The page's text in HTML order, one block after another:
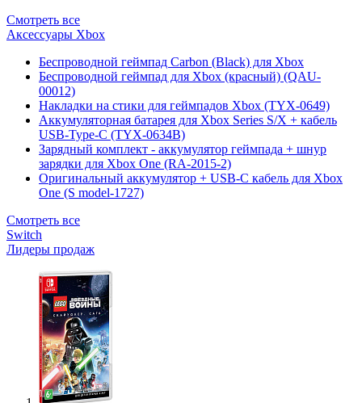
Смотреть все
Аксессуары Xbox
Беспроводной геймпад Carbon (Black) для Xbox
Беспроводной геймпад для Xbox (красный) (QAU-
00012)
Накладки на стики для геймпадов Xbox (TYX-0649)
Аккумуляторная батарея для Xbox Series S/X + кабель
USB-Type-C (TYX-0634B)
Зарядный комплект - аккумулятор геймпада + шнур
зарядки для Xbox One (RA-2015-2)
Оригинальный аккумулятор + USB-C кабель для Xbox
One (S model-1727)
Смотреть все
Switch
Лидеры продаж